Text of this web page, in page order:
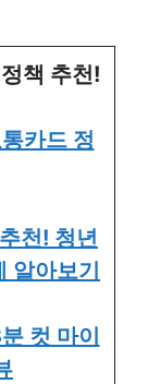
책 추천!
카드 정
천! 청년
알아보기
컷 마이